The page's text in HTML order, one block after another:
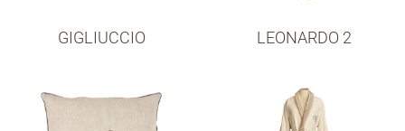
GIGLIUCCIO LEONARDO 2